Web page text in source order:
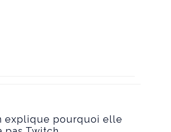
explique pourquoi elle